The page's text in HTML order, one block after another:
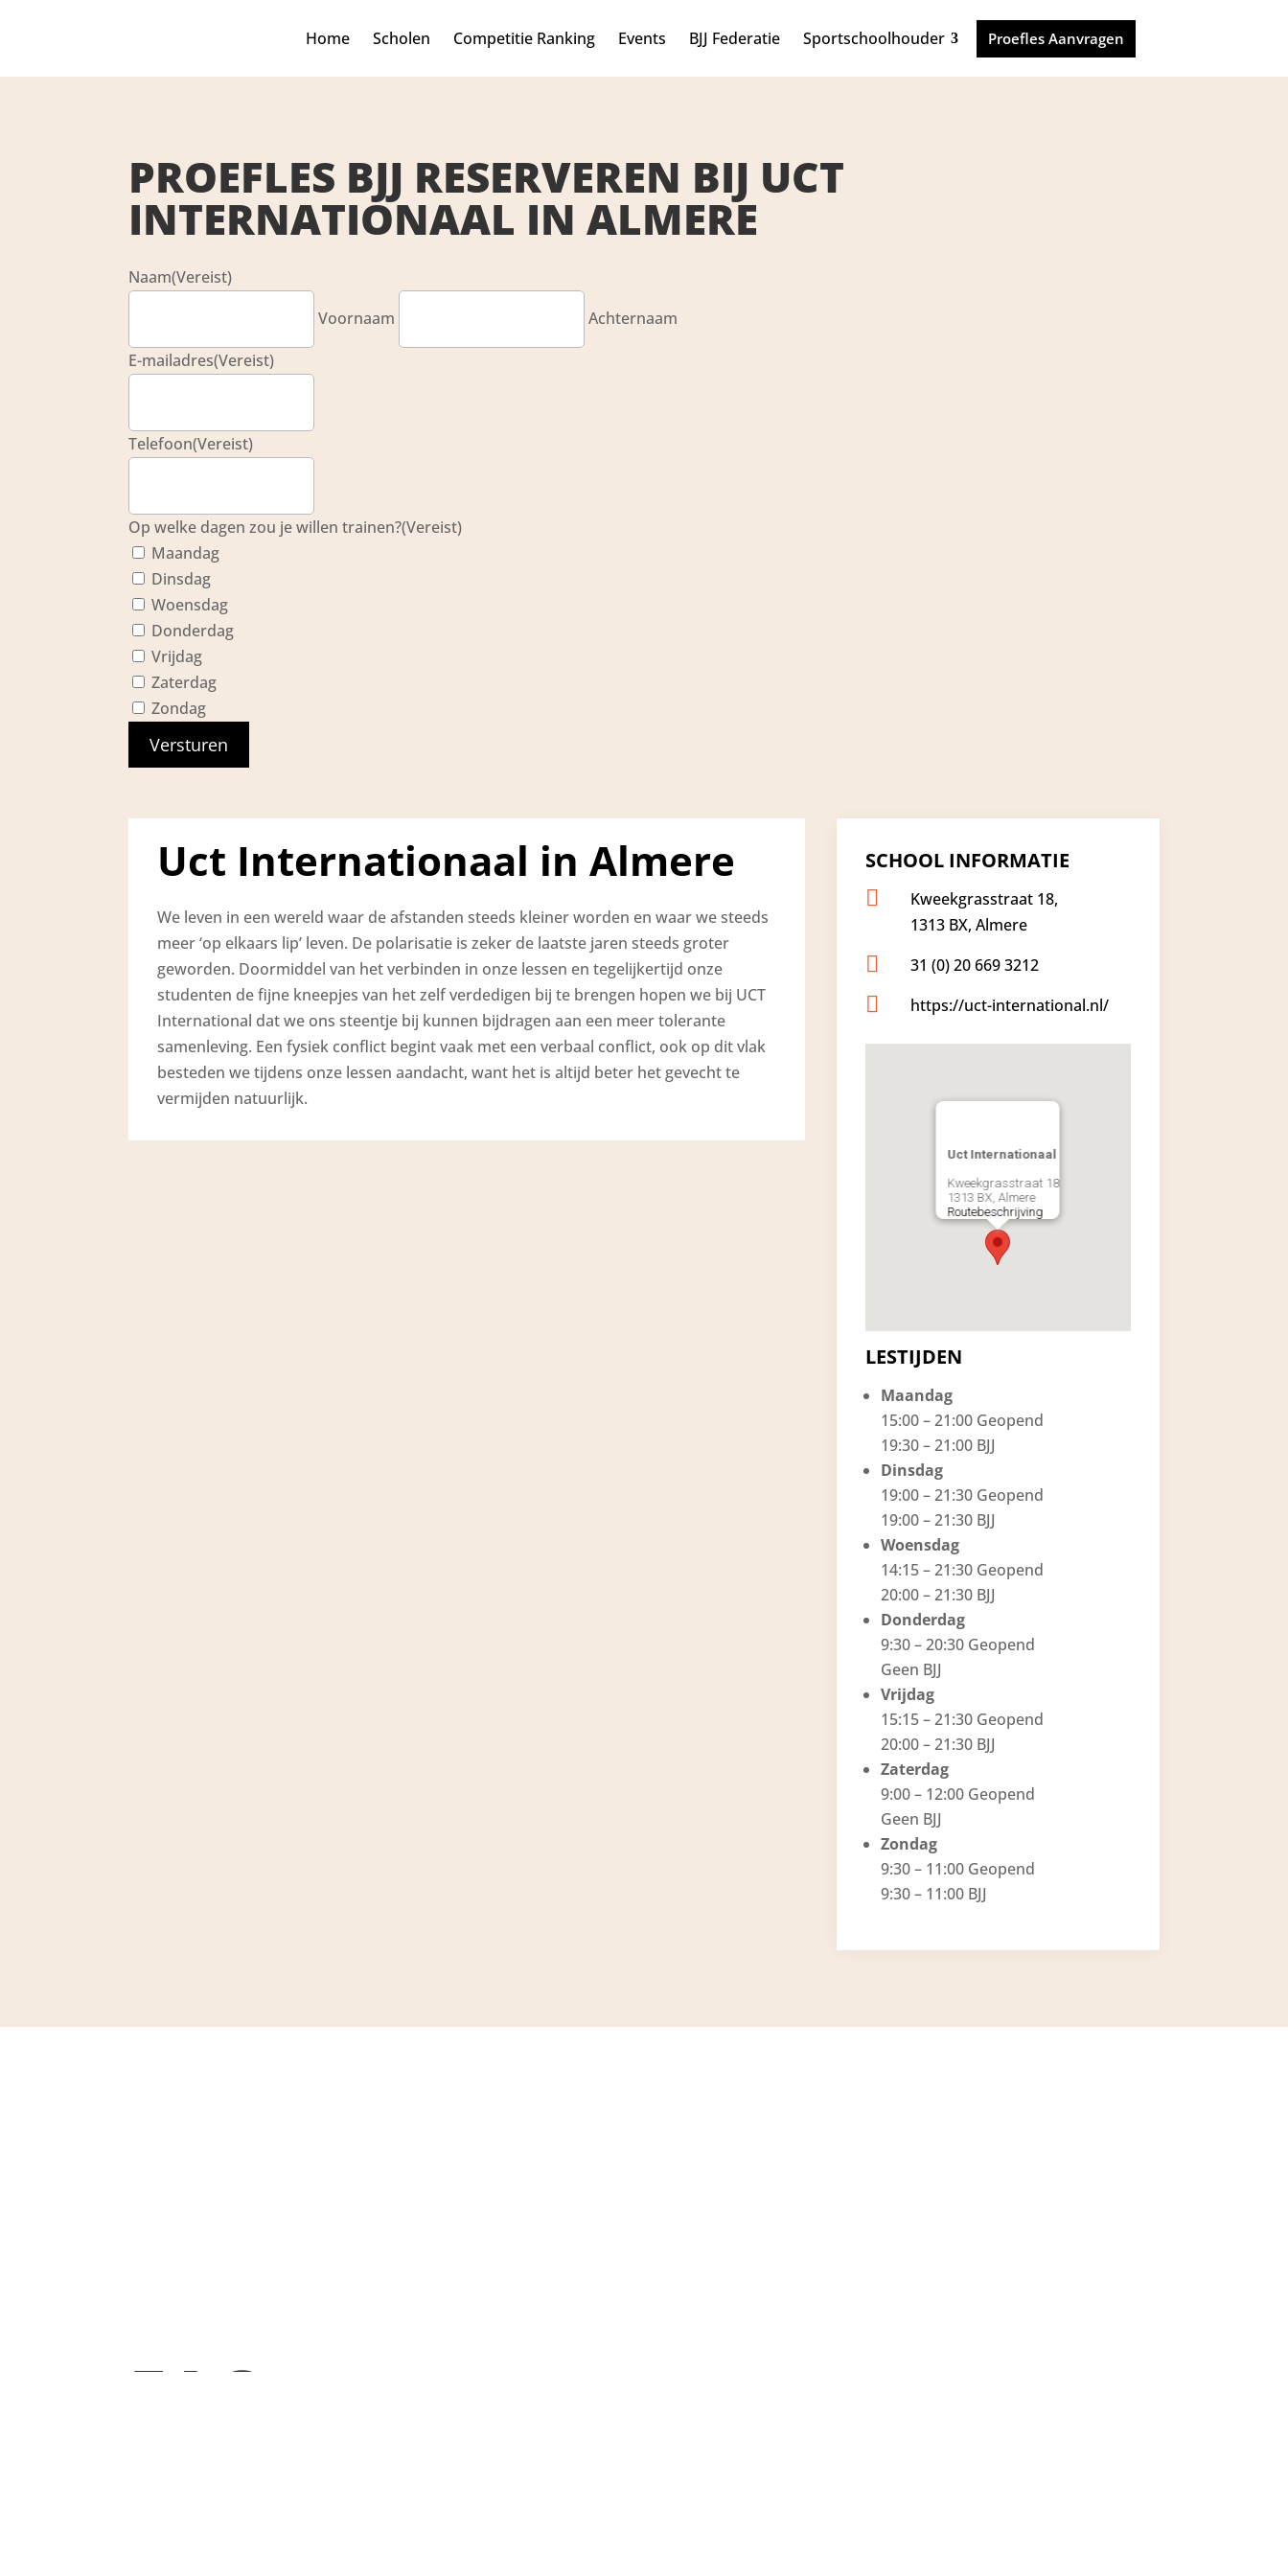
Home Scholen Competitie Ranking Events BJJ Federatie Sportschoolhouder Proefles Aanvragen
PROEFLES BJJ RESERVEREN BIJ UCT
INTERNATIONAAL IN ALMERE
Naam(Vereist)
Voornaam
Achternaam
E-mailadres(Vereist)
Telefoon(Vereist)
Op welke dagen zou je willen trainen?(Vereist)
Maandag
Dinsdag
Woensdag
Donderdag
Vrijdag
Zaterdag
Zondag
Uct Internationaal in Almere
We leven in een wereld waar de afstanden steeds kleiner worden en waar we steeds
meer ‘op elkaars lip’ leven. De polarisatie is zeker de laatste jaren steeds groter
geworden. Doormiddel van het verbinden in onze lessen en tegelijkertijd onze
studenten de fijne kneepjes van het zelf verdedigen bij te brengen hopen we bij UCT
International dat we ons steentje bij kunnen bijdragen aan een meer tolerante
samenleving. Een fysiek conflict begint vaak met een verbaal conflict, ook op dit vlak
besteden we tijdens onze lessen aandacht, want het is altijd beter het gevecht te
vermijden natuurlijk.
SCHOOL INFORMATIE

Kweekgrasstraat 18,
1313 BX, Almere
 31 (0) 20 669 3212
 https://uct-international.nl/
Uct Internationaal
Kweekgrasstraat 18
1313 BX, Almere
Routebeschrijving
LESTIJDEN
Maandag
15:00 – 21:00 Geopend
19:30 – 21:00 BJJ
Dinsdag
19:00 – 21:30 Geopend
19:00 – 21:30 BJJ
Woensdag
14:15 – 21:30 Geopend
20:00 – 21:30 BJJ
Donderdag
9:30 – 20:30 Geopend
Geen BJJ
Vrijdag
15:15 – 21:30 Geopend
20:00 – 21:30 BJJ
Zaterdag
9:00 – 12:00 Geopend
Geen BJJ
Zondag
9:30 – 11:00 Geopend
9:30 – 11:00 BJJ
FAQ